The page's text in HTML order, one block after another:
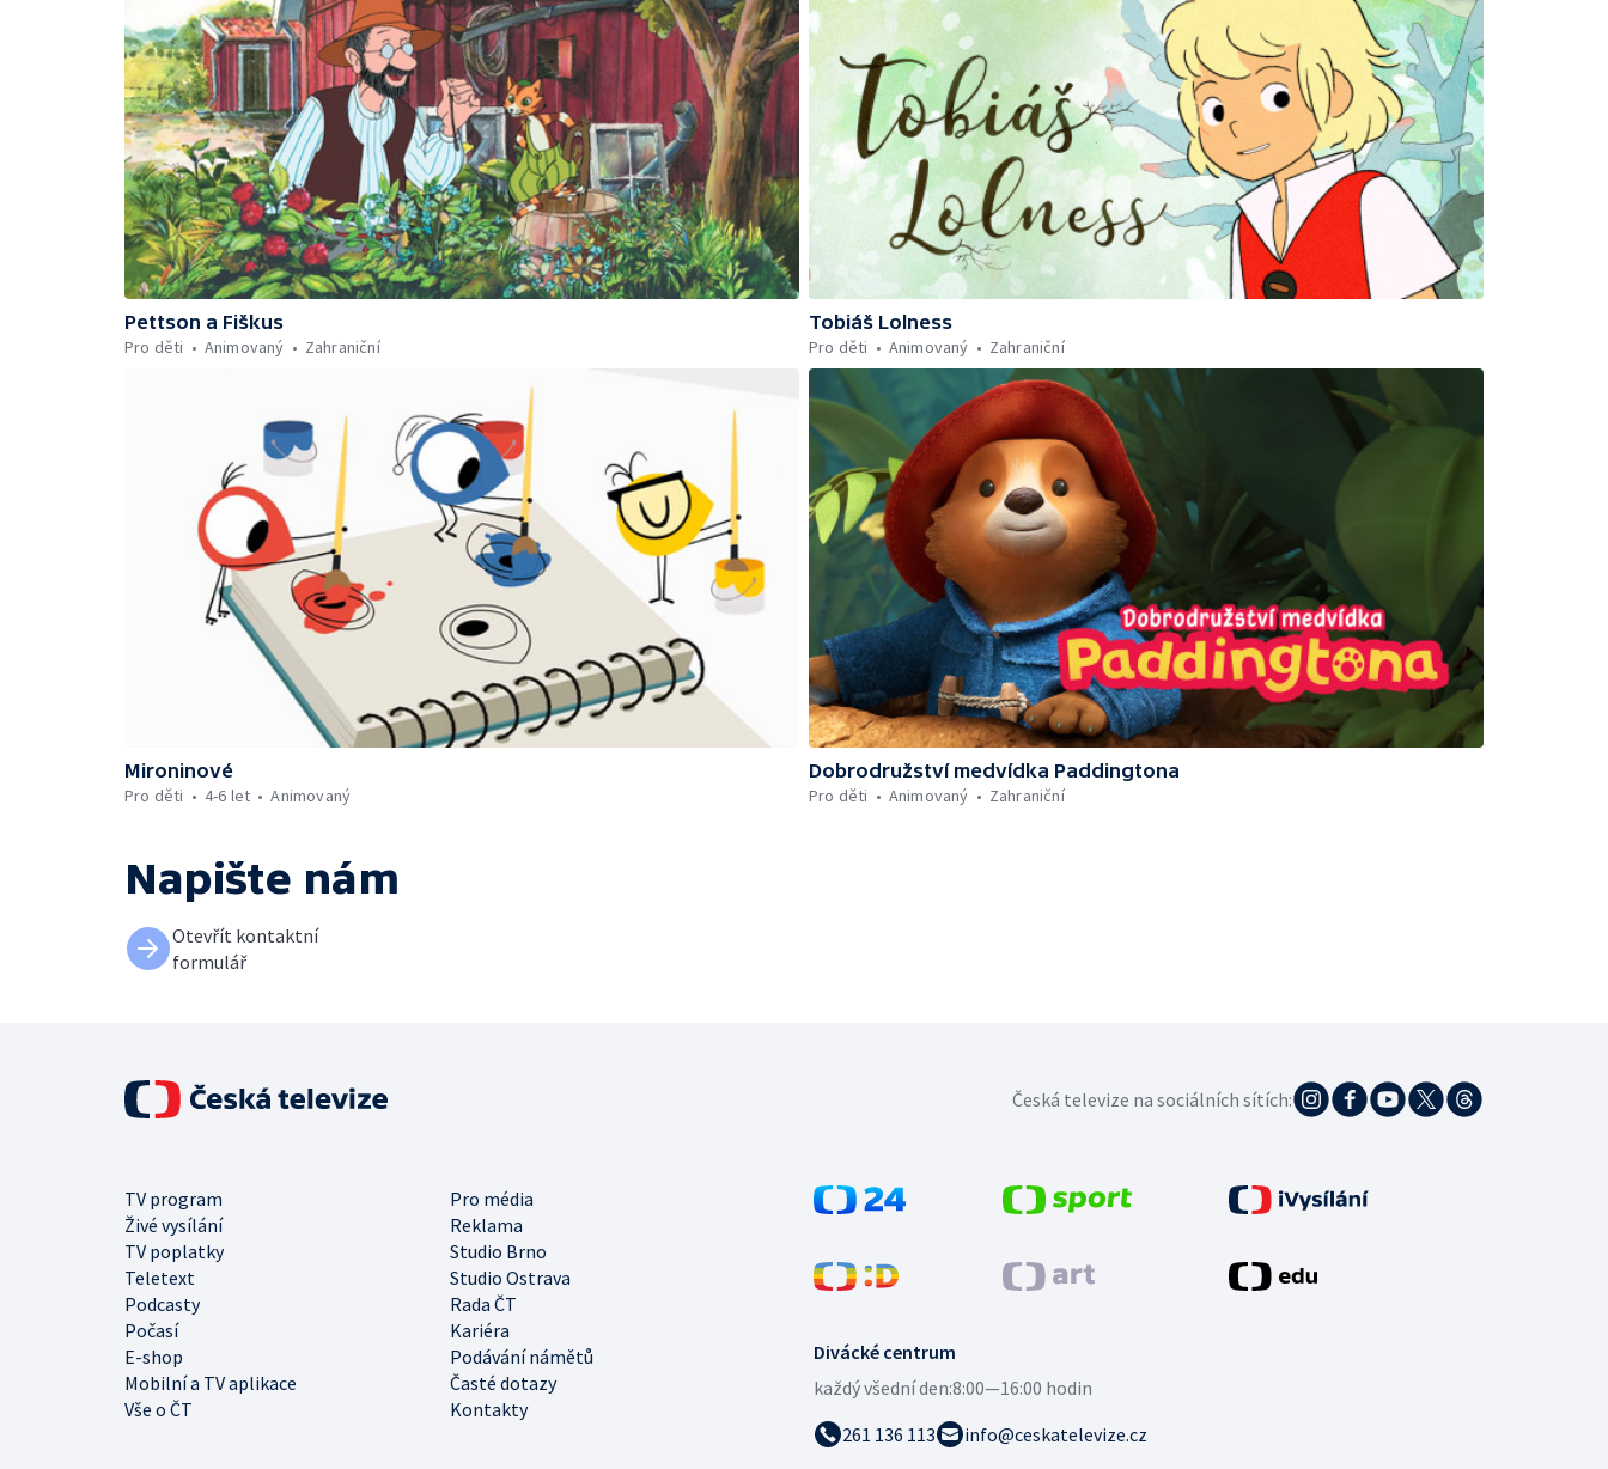
Pettson a Fiškus
Pro děti
Animovaný Zahraniční
Tobiáš Lolness
Pro děti
Animovaný Zahraniční
Mironinové
Pro děti
4-6 let Animovaný
Dobrodružství medvídka Paddingtona
Pro děti
Animovaný Zahraniční
Napište nám
Otevřít kontaktní
formulář
Divácké centrum
každý všední den:8:00—16:00 hodin
261 136 113
info@ceskatelevize.cz
TV program
Pro média
Živé vysílání
Reklama
TV poplatky
Studio Brno
Teletext
Studio Ostrava
Podcasty
Rada ČT
Počasí
Kariéra
E-shop
Podávání námětů
Mobilní a TV aplikace
Časté dotazy
Vše o ČT
Kontakty
Česká televize na sociálních sítích: